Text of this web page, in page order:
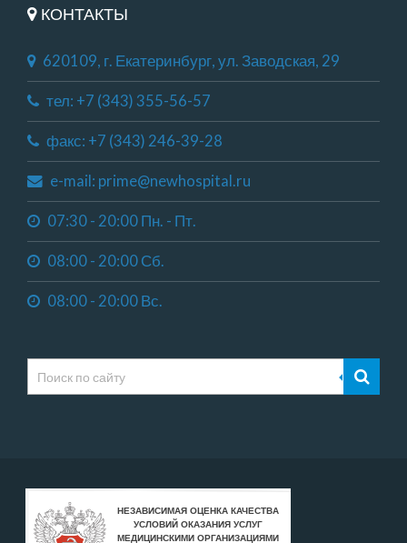
КОНТАКТЫ
620109, г. Екатеринбург, ул. Заводская, 29
тел: +7 (343) 355-56-57
факс: +7 (343) 246-39-28
e-mail: prime@newhospital.ru
07:30 - 20:00 Пн. - Пт.
08:00 - 20:00 Сб.
08:00 - 20:00 Вс.